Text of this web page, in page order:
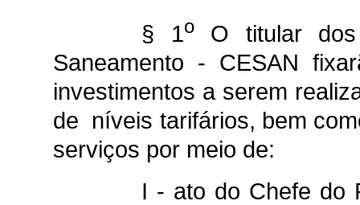
§ 1oO titular dos
Saneamento - CESAN
investimentos a serem
de níveis tarifários, bem
serviços por meio de:
I - ato do Chefe do